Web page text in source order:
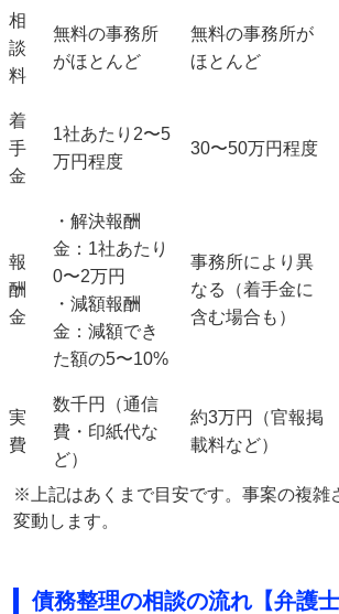
相
談
料
無料の事務所
がほとんど
無料の事務所が
ほとんど
着
手
金
1社あたり 2〜5
万円程度
30〜50万円程度
報
酬
金
・解決報酬
金：1社あたり
0〜2万円
・減額報酬
金：減額でき
た額の5〜10%
事務所により異
なる（着手金に
含む場合も）
実
費
数千円（通信
費・印紙代な
ど）
約3万円（官報掲
載料など）
※上記はあくまで目安です。事案の複雑
変動します。
債務整理の相談の流れ【弁護